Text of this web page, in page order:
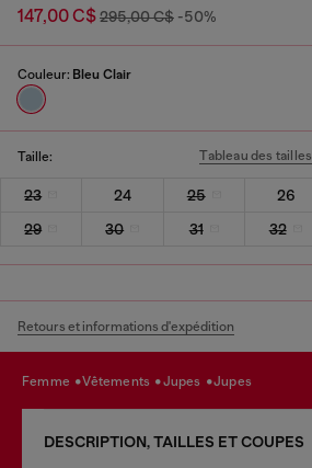
147,00 C$295,00 C$ -50%
Couleur: Bleu Clair
Taille: Tableau des tailles
23 24 25 26
29
30 31 32
Retours et informations d'expédition
femme vêtements jupes jupes
DESCRIPTION, TAILLES ET COUPES